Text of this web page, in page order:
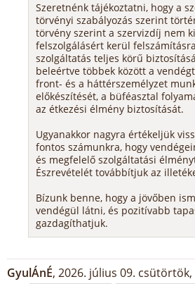
Szeretnénk tájékoztatni, hogy a
törvényi szabályozás szerint
törvény szerint a szervizdíj nem
felszolgálásért kerül
szolgáltatás teljes körű
beleértve többek között a
front- és a háttérszemélyzet
előkészítését, a büféasztal
az étkezési élmény biztosítását.
Ugyanakkor nagyra értékeljük
fontos számunkra, hogy
és megfelelő szolgáltatási
Észrevételét továbbítjuk az
Bízunk benne, hogy a jövőben
vendégül látni, és pozitívabb
gazdagíthatjuk.
GyulÁnÉ, 2026. július 09. csütörtök,